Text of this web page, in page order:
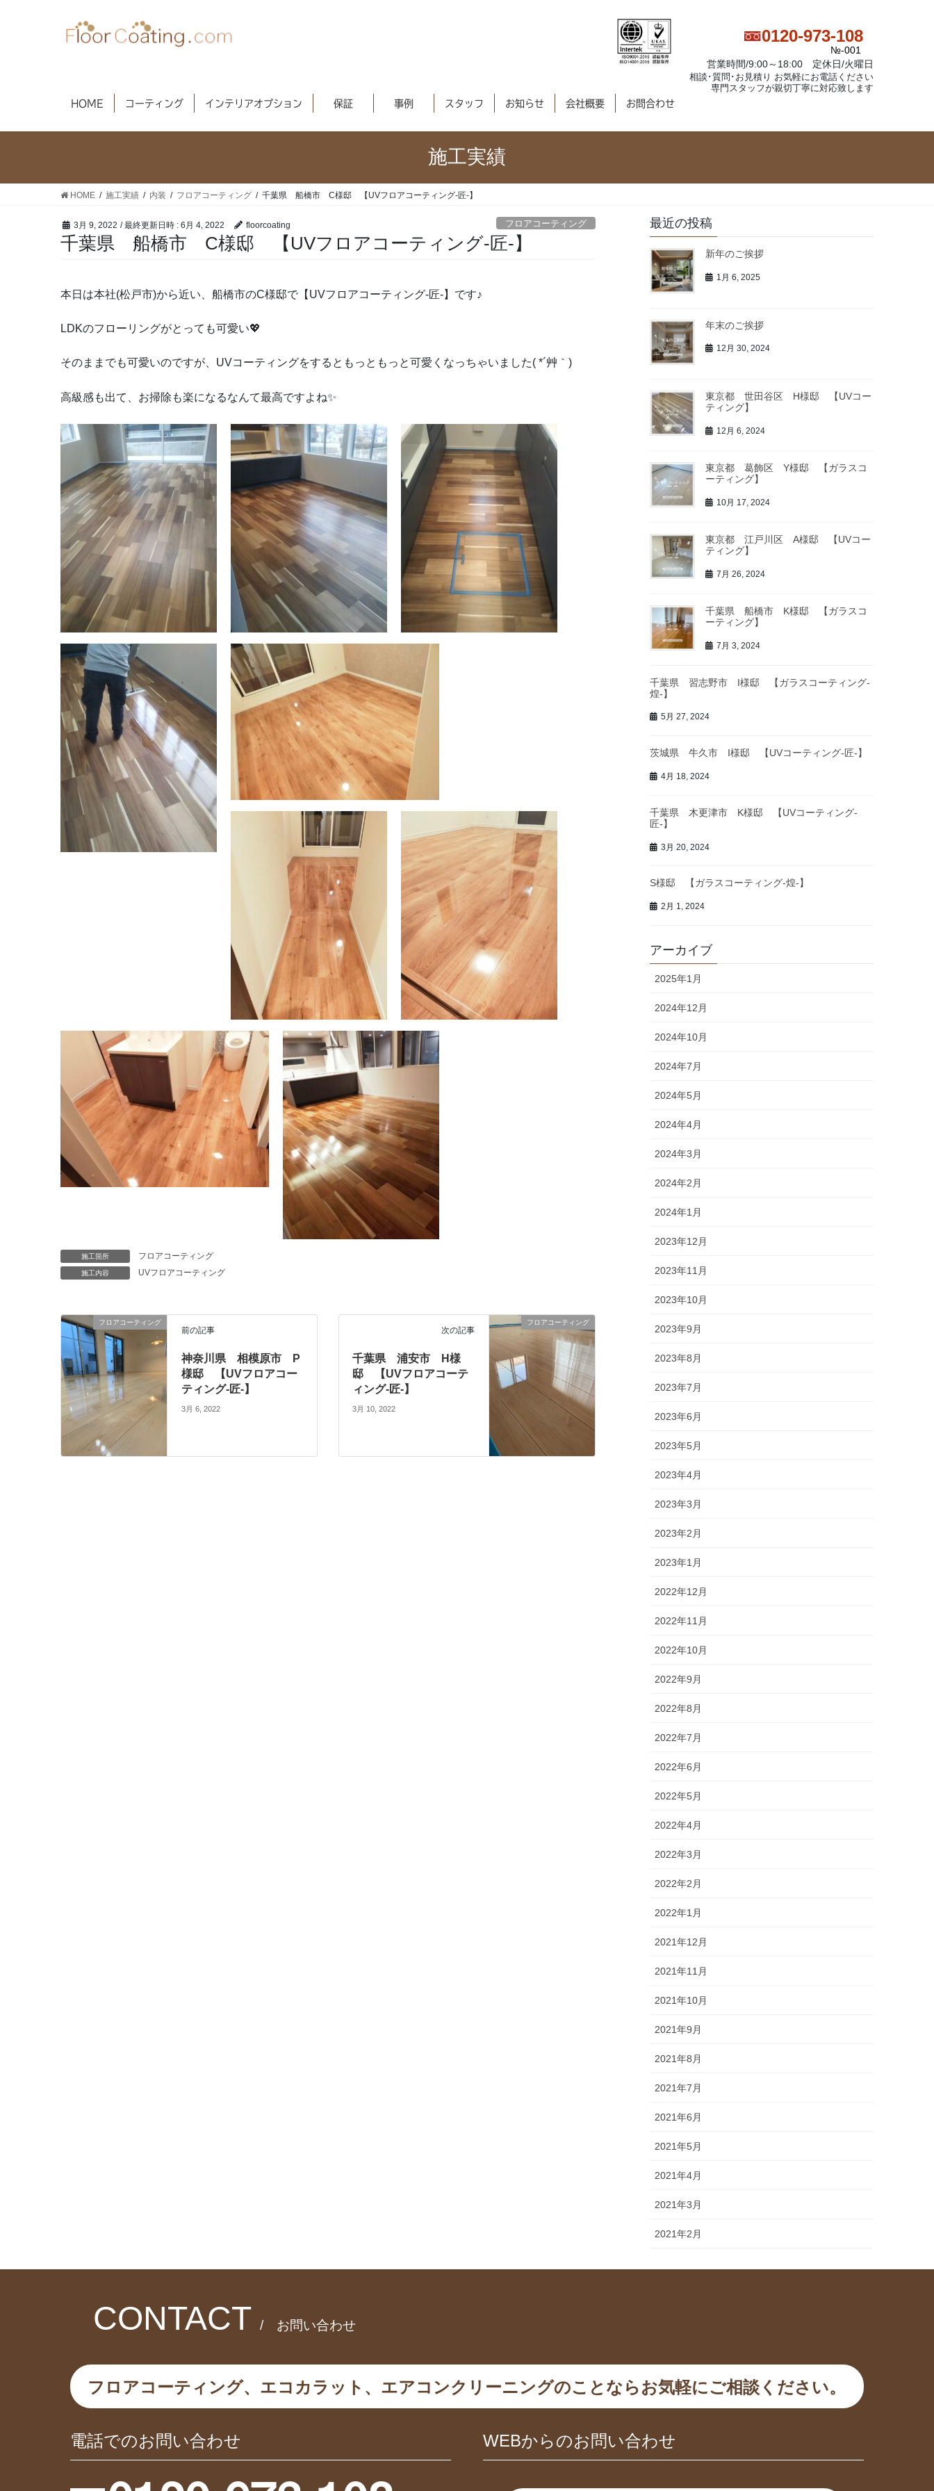
0120-973-108
№-001
営業時間/9:00～18:00 定休日/火曜日
相談･質問･お見積り お気軽にお電話ください
専門スタッフが親切丁寧に対応致します
HOME コーティング インテリアオプション 保証 事例 スタッフ お知らせ 会社概要 お問合わせ
施工実績
HOME 施工実績 内装 フロアコーティング 千葉県 船橋市 C様邸 【UVフロアコーティング-匠-】
3月 9, 2022 / 最終更新日時 : 6月 4, 2022 floorcoating フロアコーティング
千葉県 船橋市 C様邸 【UVフロアコーティング-匠-】
本日は本社(松戸市)から近い、船橋市のC様邸で【UVフロアコーティング-匠-】です♪
LDKのフローリングがとっても可愛い💖
そのままでも可愛いのですが、UVコーティングをするともっともっと可愛くなっちゃいました( *´艸｀)
高級感も出て、お掃除も楽になるなんて最高ですよね✨
施工箇所 フロアコーティング
施工内容 UVフロアコーティング
フロアコーティング
前の記事
神奈川県 相模原市 P
様邸 【UVフロアコー
ティング-匠-】
3月 6, 2022
フロアコーティング
次の記事
千葉県 浦安市 H様
邸 【UVフロアコーテ
ィング-匠-】
3月 10, 2022
最近の投稿
新年のご挨拶
1月 6, 2025
年末のご挨拶
12月 30, 2024
東京都 世田谷区 H様邸 【UVコー
ティング】
12月 6, 2024
東京都 葛飾区 Y様邸 【ガラスコ
ーティング】
10月 17, 2024
東京都 江戸川区 A様邸 【UVコー
ティング】
7月 26, 2024
千葉県 船橋市 K様邸 【ガラスコ
ーティング】
7月 3, 2024
千葉県 習志野市 I様邸 【ガラスコーティング-
煌-】
5月 27, 2024
茨城県 牛久市 I様邸 【UVコーティング-匠-】
4月 18, 2024
千葉県 木更津市 K様邸 【UVコーティング-
匠-】
3月 20, 2024
S様邸 【ガラスコーティング-煌-】
2月 1, 2024
アーカイブ
2025年1月
2024年12月
2024年10月
2024年7月
2024年5月
2024年4月
2024年3月
2024年2月
2024年1月
2023年12月
2023年11月
2023年10月
2023年9月
2023年8月
2023年7月
2023年6月
2023年5月
2023年4月
2023年3月
2023年2月
2023年1月
2022年12月
2022年11月
2022年10月
2022年9月
2022年8月
2022年7月
2022年6月
2022年5月
2022年4月
2022年3月
2022年2月
2022年1月
2021年12月
2021年11月
2021年10月
2021年9月
2021年8月
2021年7月
2021年6月
2021年5月
2021年4月
2021年3月
2021年2月
CONTACT/ お問い合わせ
フロアコーティング、エコカラット、エアコンクリーニングのことならお気軽にご相談ください。
電話でのお問い合わせ WEBからのお問い合わせ